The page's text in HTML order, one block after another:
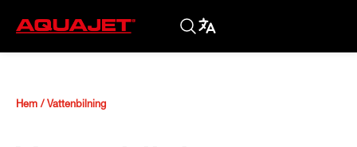
Hem / Vattenbilning